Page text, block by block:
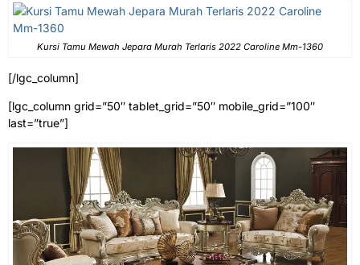
Kursi Tamu Mewah Jepara Murah Terlaris 2022 Caroline Mm-1360
[/lgc_column]
[lgc_column grid=”50″ tablet_grid=”50″ mobile_grid=”100″
last=”true”]